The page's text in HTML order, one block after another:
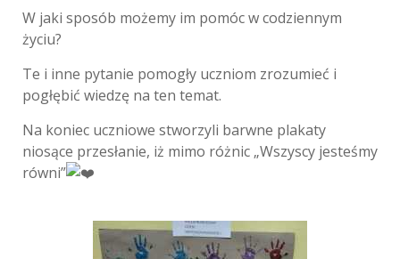
W jaki sposób możemy im pomóc w codziennym
życiu?
Te i inne pytanie pomogły uczniom zrozumieć i
pogłębić wiedzę na ten temat.
Na koniec uczniowe stworzyli barwne plakaty
niosące przesłanie, iż mimo różnic „Wszyscy jesteśmy
równi”